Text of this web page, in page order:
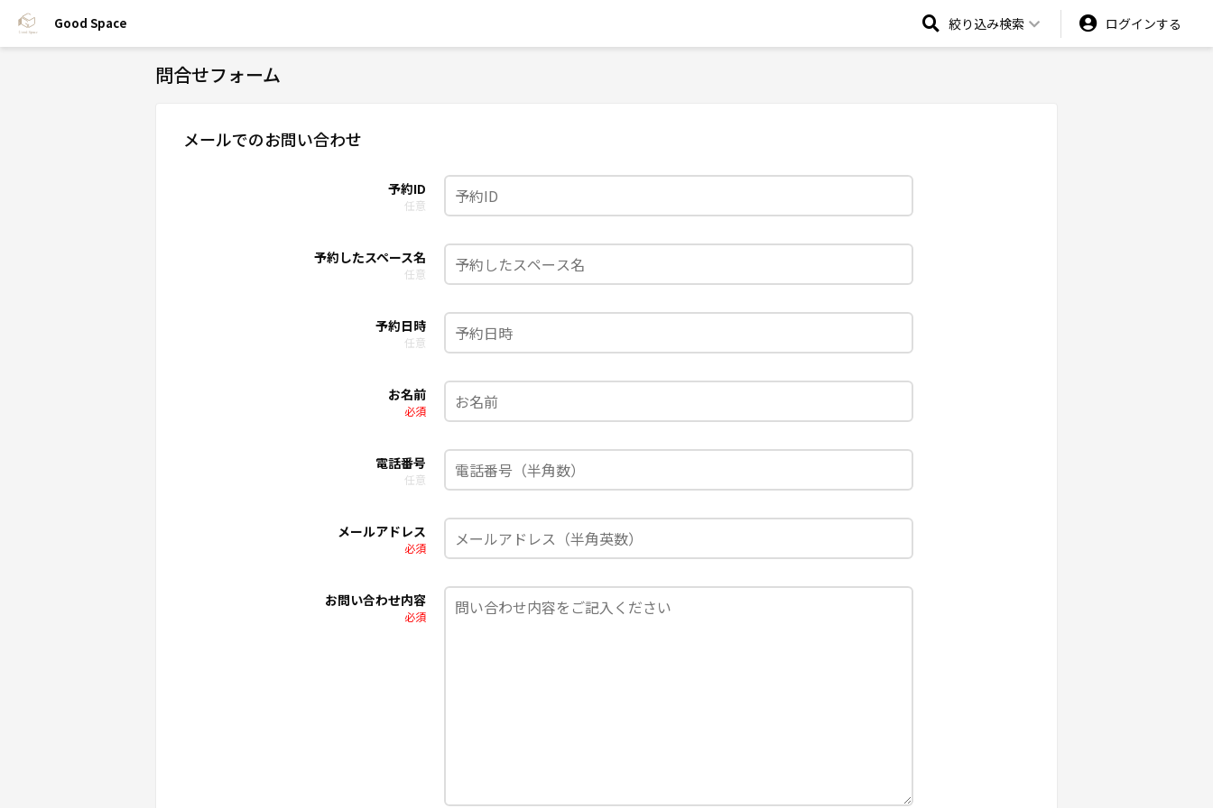
Good Space 絞り込み検索 ログインする
問合せフォーム
メールでのお問い合わせ
予約ID
任意
予約したスペース名
任意
予約日時
任意
お名前
必須
電話番号
任意
メールアドレス
必須
お問い合わせ内容
必須